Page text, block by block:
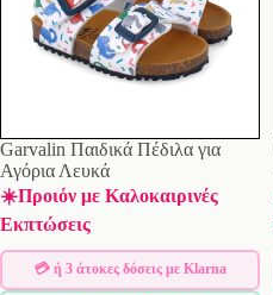
Έκπτωση
Garvalin Παιδικά Πέδιλα για
Αγόρια Λευκά
☀️Προιόν με Καλοκαιρινές
Εκπτώσεις
💳 ή 3 άτοκες δόσεις με Klarna